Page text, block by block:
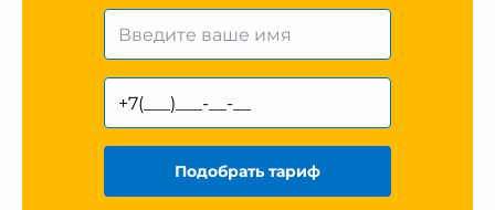
Подобрать тариф